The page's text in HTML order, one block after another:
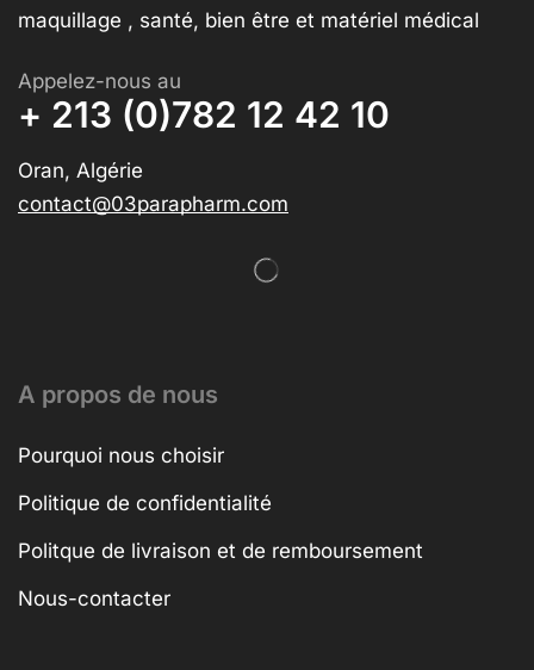
maquillage , santé, bien être et matériel médical
Appelez-nous au
+ 213 (0)782 12 42 10
Oran, Algérie
contact@03parapharm.com
A propos de nous
Pourquoi nous choisir
Politique de confidentialité
Politque de livraison et de remboursement
Nous-contacter